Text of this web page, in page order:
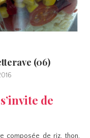
(06)
de
composée de riz, thon,